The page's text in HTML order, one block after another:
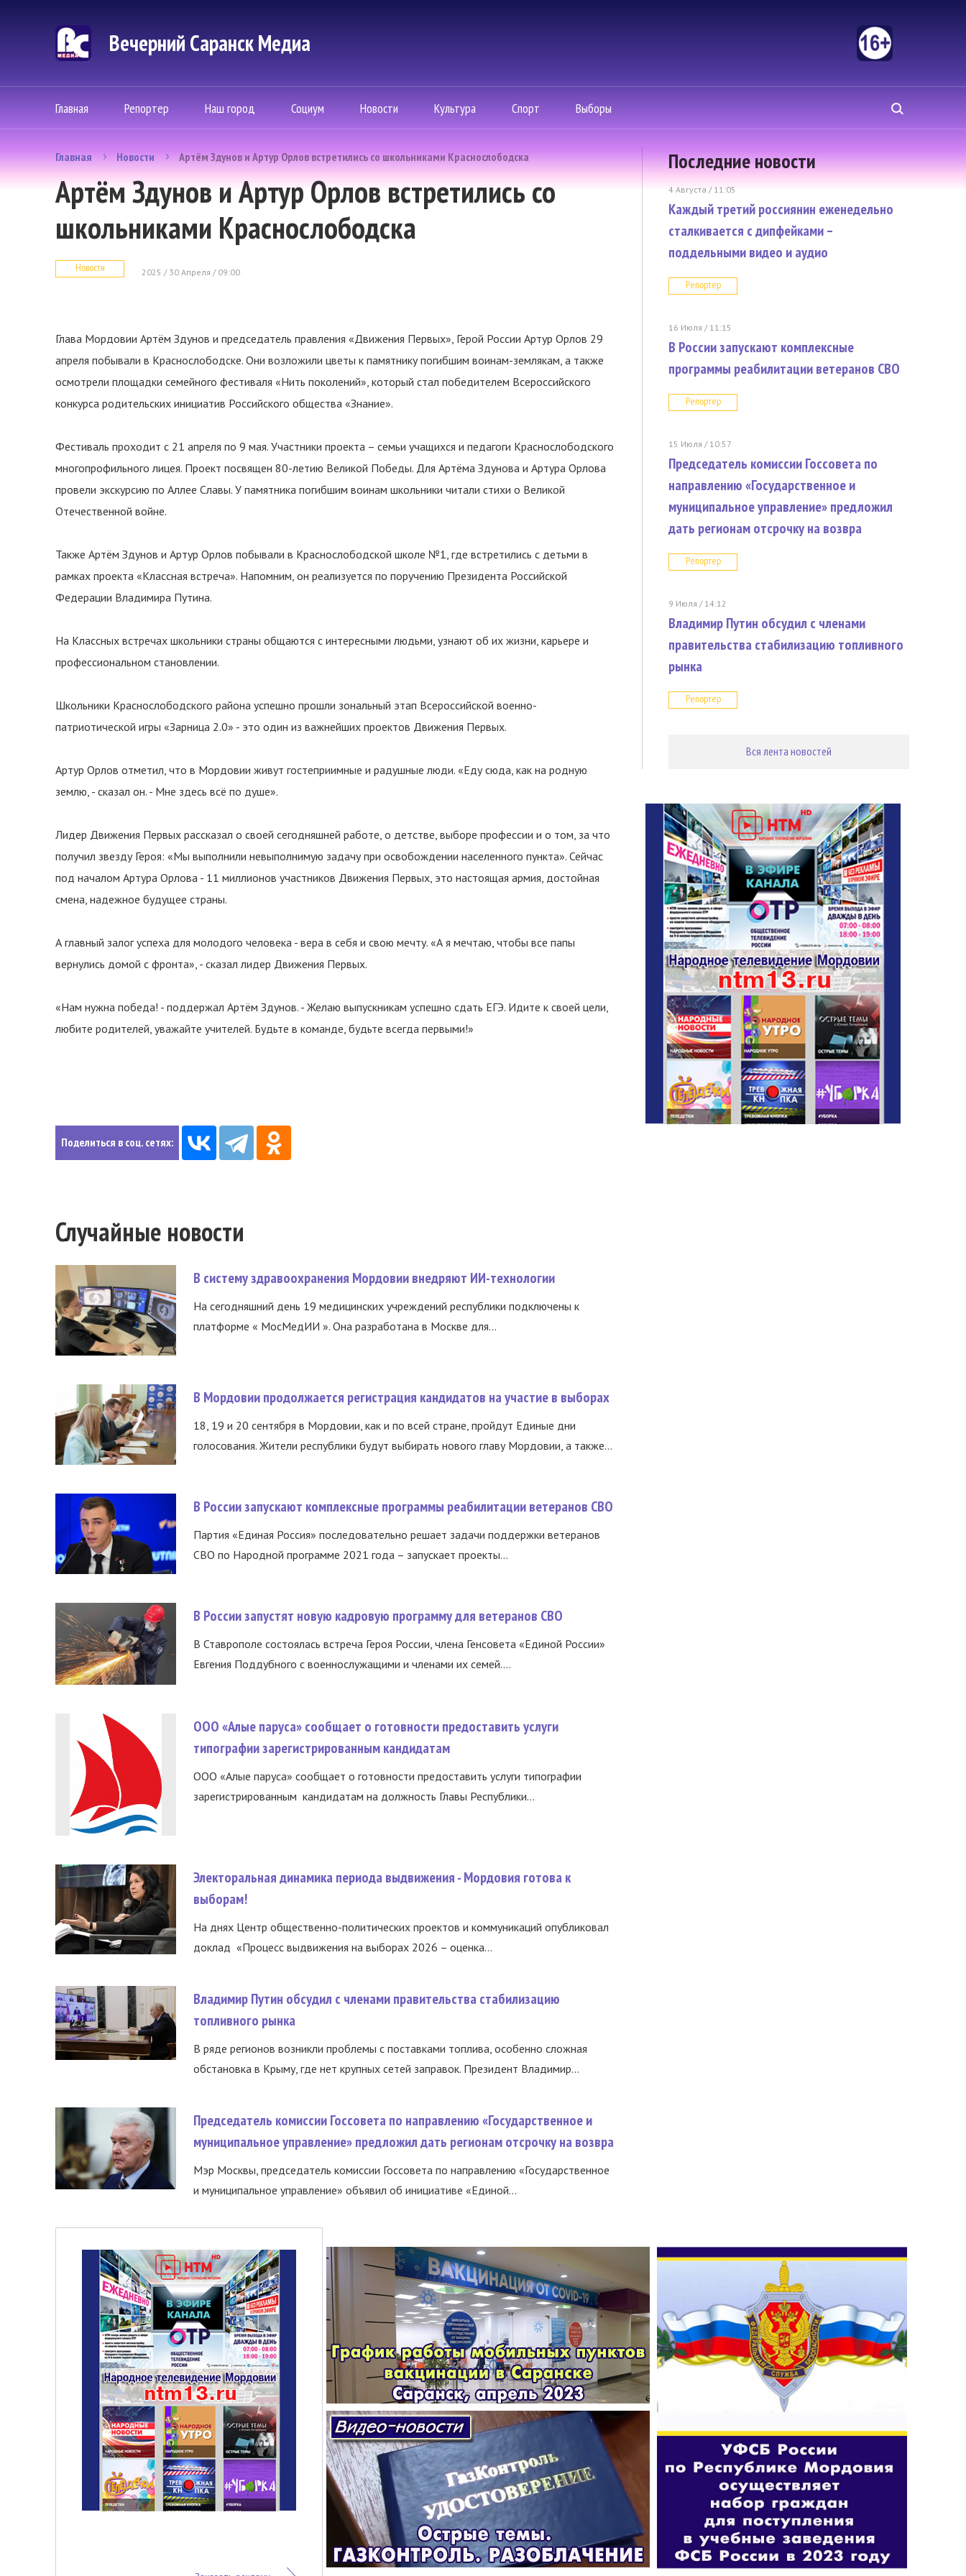
Вечерний Саранск Mедиа
Главная Репортер Наш город Социум Новости Культура Спорт Выборы
Главная Новости Артём Здунов и Артур Орлов встретились со школьниками Краснослободска
Артём Здунов и Артур Орлов встретились со
школьниками Краснослободска
Новости 2025 / 30 Апреля / 09:00
Глава Мордовии Артём Здунов и председатель правления «Движения Первых», Герой России Артур Орлов 29
апреля побывали в Краснослободске. Они возложили цветы к памятнику погибшим воинам-землякам, а также
осмотрели площадки семейного фестиваля «Нить поколений», который стал победителем Всероссийского
конкурса родительских инициатив Российского общества «Знание».
Фестиваль проходит с 21 апреля по 9 мая. Участники проекта – семьи учащихся и педагоги Краснослободского
многопрофильного лицея. Проект посвящен 80-летию Великой Победы. Для Артёма Здунова и Артура Орлова
провели экскурсию по Аллее Славы. У памятника погибшим воинам школьники читали стихи о Великой
Отечественной войне.
Также Артём Здунов и Артур Орлов побывали в Краснослободской школе №1, где встретились с детьми в
рамках проекта «Классная встреча». Напомним, он реализуется по поручению Президента Российской
Федерации Владимира Путина.
На Классных встречах школьники страны общаются с интересными людьми, узнают об их жизни, карьере и
профессиональном становлении.
Школьники Краснослободского района успешно прошли зональный этап Всероссийской военно-
патриотической игры «Зарница 2.0» - это один из важнейших проектов Движения Первых.
Артур Орлов отметил, что в Мордовии живут гостеприимные и радушные люди. «Еду сюда, как на родную
землю, - сказал он. - Мне здесь всё по душе».
Лидер Движения Первых рассказал о своей сегодняшней работе, о детстве, выборе профессии и о том, за что
получил звезду Героя: «Мы выполнили невыполнимую задачу при освобождении населенного пункта». Сейчас
под началом Артура Орлова - 11 миллионов участников Движения Первых, это настоящая армия, достойная
смена, надежное будущее страны.
А главный залог успеха для молодого человека - вера в себя и свою мечту. «А я мечтаю, чтобы все папы
вернулись домой с фронта», - сказал лидер Движения Первых.
«Нам нужна победа! - поддержал Артём Здунов. - Желаю выпускникам успешно сдать ЕГЭ. Идите к своей цели,
любите родителей, уважайте учителей. Будьте в команде, будьте всегда первыми!»
Поделиться в соц. сетях:
Случайные новости
В систему здравоохранения Мордовии внедряют ИИ-технологии
На сегодняшний день 19 медицинских учреждений республики подключены к
платформе « МосМедИИ ». Она разработана в Москве для...
В Мордовии продолжается регистрация кандидатов на участие в выборах
18, 19 и 20 сентября в Мордовии, как и по всей стране, пройдут Единые дни
голосования. Жители республики будут выбирать нового главу Мордовии, а также...
В России запускают комплексные программы реабилитации ветеранов СВО
Партия «Единая Россия» последовательно решает задачи поддержки ветеранов
СВО по Народной программе 2021 года – запускает проекты...
В России запустят новую кадровую программу для ветеранов СВО
В Ставрополе состоялась встреча Героя России, члена Генсовета «Единой России»
Евгения Поддубного с военнослужащими и членами их семей....
ООО «Алые паруса» сообщает о готовности предоставить услуги
типографии зарегистрированным кандидатам
ООО «Алые паруса» сообщает о готовности предоставить услуги типографии
зарегистрированным кандидатам на должность Главы Республики...
Электоральная динамика периода выдвижения - Мордовия готова к
выборам!
На днях Центр общественно-политических проектов и коммуникаций опубликовал
доклад «Процесс выдвижения на выборах 2026 – оценка...
Владимир Путин обсудил с членами правительства стабилизацию
топливного рынка
В ряде регионов возникли проблемы с поставками топлива, особенно сложная
обстановка в Крыму, где нет крупных сетей заправок. Президент Владимир...
Председатель комиссии Госсовета по направлению «Государственное и
муниципальное управление» предложил дать регионам отсрочку на возвра
Мэр Москвы, председатель комиссии Госсовета по направлению «Государственное
и муниципальное управление» объявил об инициативе «Единой...
Последние новости
4 Августа / 11:05
Каждый третий россиянин еженедельно
сталкивается с дипфейками –
поддельными видео и аудио
Репортер
16 Июля / 11:15
В России запускают комплексные
программы реабилитации ветеранов СВО
Репортер
15 Июля / 10:57
Председатель комиссии Госсовета по
направлению «Государственное и
муниципальное управление» предложил
дать регионам отсрочку на возвра
Репортер
9 Июля / 14:12
Владимир Путин обсудил с членами
правительства стабилизацию топливного
рынка
Репортер
Вся лента новостей